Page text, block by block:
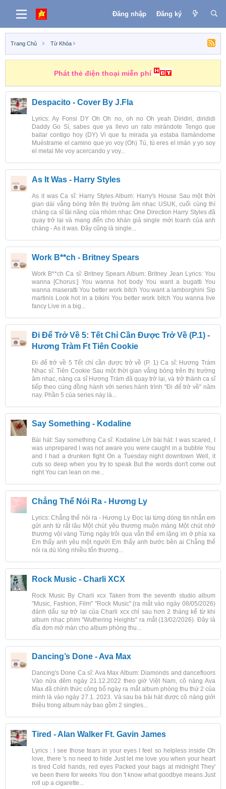
Đăng nhập Đăng ký
Trang Chủ Từ Khóa
Phát thẻ điện thoại miễn phí
Despacito - Cover By J.Fla
Lyrics: Ay Fonsi DY Oh Oh no, oh no Oh yeah Diridiri, dirididi
Daddy Go Sí, sabes que ya llevo un rato mirándote Tengo que
bailar contigo hoy (DY) Vi que tu mirada ya estaba llamándome
Muéstrame el camino que yo voy (Oh) Tú, tú eres el imán y yo soy
el metal Me voy acercando y voy...
As It Was - Harry Styles
As it was Ca sĩ: Harry Styles Album: Harry's House Sau một thời
gian dài vắng bóng trên thị trường âm nhạc USUK, cuối cùng thì
chàng ca sĩ tài năng của nhóm nhạc One Direction Harry Styles đã
quay trở lại và mang đến cho khán giả single mới toanh của anh
chàng - As it was. Đây cũng là single...
Work B**ch - Britney Spears
Work B**ch Ca sĩ: Britney Spears Album: Britney Jean Lyrics: You
wanna [Chorus:] You wanna hot body You want a bugatti You
wanna maseratti You better work bitch You want a lamborghini Sip
martinis Look hot in a bikini You better work bitch You wanna live
fancy Live in a big...
Đi Để Trở Về 5: Tết Chỉ Cần Được Trở Về (P.1) -
Hương Tràm Ft Tiên Cookie
Đi để trở về 5 Tết chỉ cần được trở về (P. 1) Ca sĩ: Hương Tràm
Nhạc sĩ: Tiên Cookie Sau một thời gian vắng bóng trên thị trường
âm nhạc, nàng ca sĩ Hương Tràm đã quay trở lại, và trở thành ca sĩ
tiếp theo cùng đồng hành với series hành trình "Đi để trở về" năm
nay. Phần 5 của series này là...
Say Something - Kodaline
Bài hát: Say something Ca sĩ: Kodaline Lời bài hát: I was scared, I
was unprepared I was not aware you were caught in a bubble You
and I had a drunken fight On a Tuesday night downtown Well, it
cuts so deep when you try to speak But the words don't come out
right You can lean on me...
Chẳng Thể Nói Ra - Hương Ly
Lyrics: Chẳng thể nói ra - Hương Ly Đọc lại từng dòng tin nhắn em
gửi anh từ rất lâu Một chút yêu thương muộn màng Một chút nhớ
thương vội vàng Từng ngày trôi qua vẫn thế em lặng im ở phía xa
Em thấy anh yêu một người Em thấy anh bước bên ai Chẳng thể
nói ra dù lòng nhiều tổn thương...
Rock Music - Charli XCX
Rock Music By Charli xcx Taken from the seventh studio album
"Music, Fashion, Film" "Rock Music" (ra mắt vào ngày 08/05/2026)
đánh dấu sự trở lại của Charli xcx chỉ sau hơn 2 tháng kể từ khi
album nhạc phim "Wuthering Heights" ra mắt (13/02/2026). Đây là
đĩa đơn mở màn cho album phòng thu...
Dancing’s Done - Ava Max
Dancing's Done Ca sĩ: Ava Max Album: Diamonds and dancefloors
Vào nửa đêm ngày 21.12.2022 theo giờ Việt Nam, cô nàng Ava
Max đã chính thức công bố ngày ra mắt album phòng thu thứ 2 của
mình là vào ngày 27.1. 2023. Và sau ba bài hát được cô nàng giới
thiệu trong album này bao gồm 2 singles...
Tired - Alan Walker Ft. Gavin James
Lyrics : I see those tears in your eyes I feel so helpless inside Oh
love, there 's no need to hide Just let me love you when your heart
is tired Cold hands, red eyes Packed your bags at midnight They'
ve been there for weeks You don 't know what goodbye means Just
roll up a cigarette...